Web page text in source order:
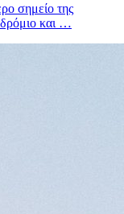
σημείο της
και …